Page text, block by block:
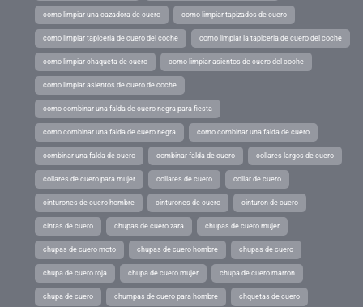
como limpiar una cazadora de cuero como limpiar tapizados de cuero
como limpiar tapiceria de cuero del coche como limpiar la tapiceria de cuero del coche
como limpiar chaqueta de cuero como limpiar asientos de cuero del coche
como limpiar asientos de cuero de coche
como combinar una falda de cuero negra para fiesta
como combinar una falda de cuero negra como combinar una falda de cuero
combinar una falda de cuero combinar falda de cuero collares largos de cuero
collares de cuero para mujer collares de cuero collar de cuero
cinturones de cuero hombre cinturones de cuero cinturon de cuero
cintas de cuero chupas de cuero zara chupas de cuero mujer
chupas de cuero moto chupas de cuero hombre chupas de cuero
chupa de cuero roja chupa de cuero mujer chupa de cuero marron
chupa de cuero chumpas de cuero para hombre chquetas de cuero